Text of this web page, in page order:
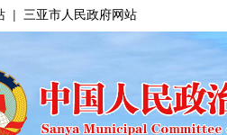
| 三亚市人民政府网站